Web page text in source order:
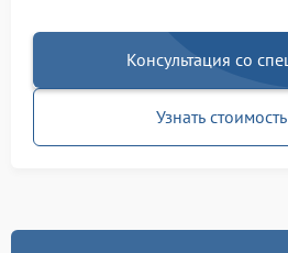
Консультация со
Узнать